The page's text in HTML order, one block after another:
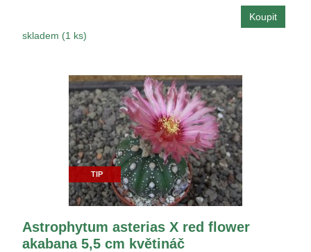
skladem (1 ks)
TIP
Astrophytum asterias X red flower
akabana 5,5 cm květináč